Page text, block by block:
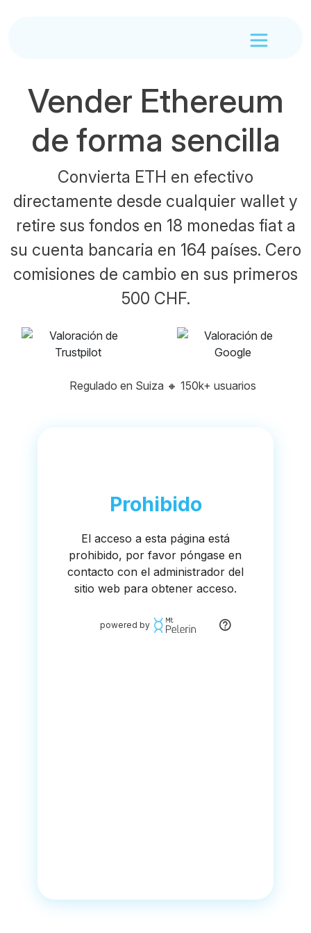
Vender Ethereum
de forma sencilla
Convierta ETH en efectivo
directamente desde cualquier wallet y
retire sus fondos en 18 monedas fiat a
su cuenta bancaria en 164 países. Cero
comisiones de cambio en sus primeros
500 CHF.
Regulado en Suiza 🔸 150k+ usuarios